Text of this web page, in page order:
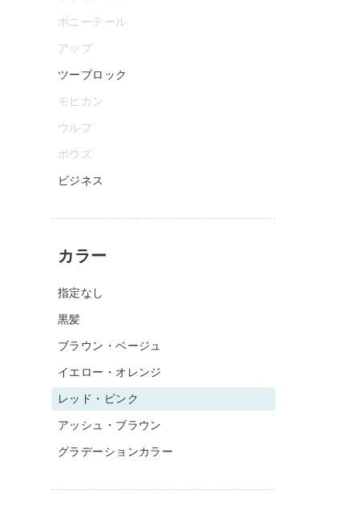
ポニーテール
アップ
ツーブロック
モヒカン
ウルフ
ボウズ
ビジネス
カラー
指定なし
黒髪
ブラウン・ベージュ
イエロー・オレンジ
レッド・ピンク
アッシュ・ブラウン
グラデーションカラー